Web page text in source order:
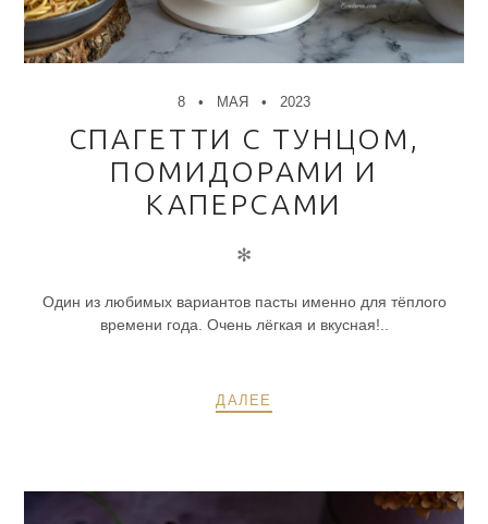
8 МАЯ 2023
СПАГЕТТИ С ТУНЦОМ,
ПОМИДОРАМИ И
КАПЕРСАМИ
✻
Один из любимых вариантов пасты именно для тёплого
времени года. Очень лёгкая и вкусная!..
ДАЛЕЕ